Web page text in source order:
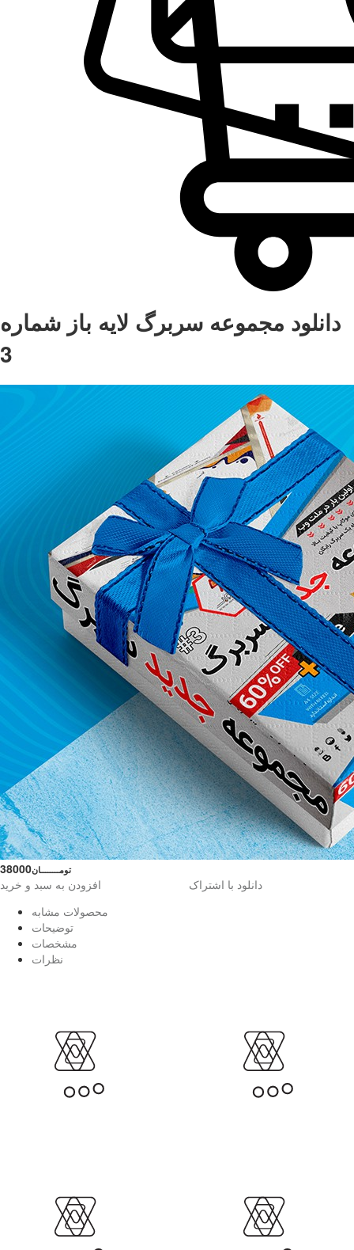
دانلود مجموعه سربرگ لایه باز شماره
3
38000تومــــــــان
افزودن به سبد و خرید
دانلود با اشتراک
محصولات مشابه
توضیحات
مشخصات
نظرات